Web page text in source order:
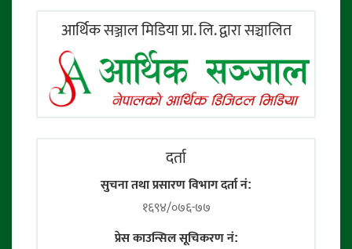
आर्थिक सञ्जाल मिडिया प्रा. लि. द्वारा सञ्चालित
दर्ता
सुचना तथा प्रसारण विभाग दर्ता नं:
१६९४/०७६-७७
प्रेस काउन्सिल सूचिकरण नं: